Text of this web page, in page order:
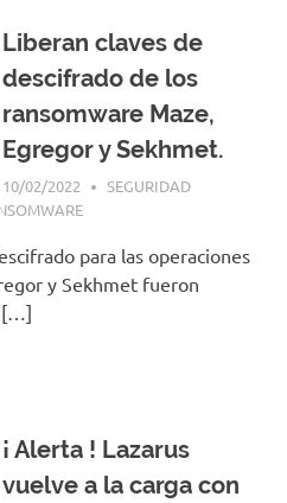
Liberan claves de
descifrado de los
ransomware Maze,
Egregor y Sekhmet.
10/02/2022
SEGURIDAD
para las operaciones
y Sekhmet fueron
¡ Alerta ! Lazarus
vuelve a la carga con